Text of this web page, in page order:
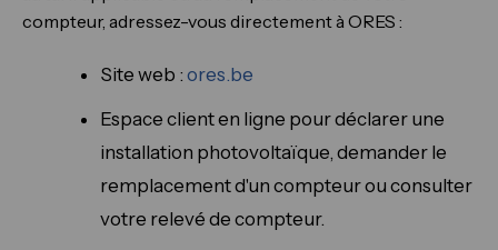
compteur, adressez-vous directement à ORES :
Site web : ores.be
Espace client en ligne pour déclarer une
installation photovoltaïque, demander le
remplacement d'un compteur ou consulter
votre relevé de compteur.